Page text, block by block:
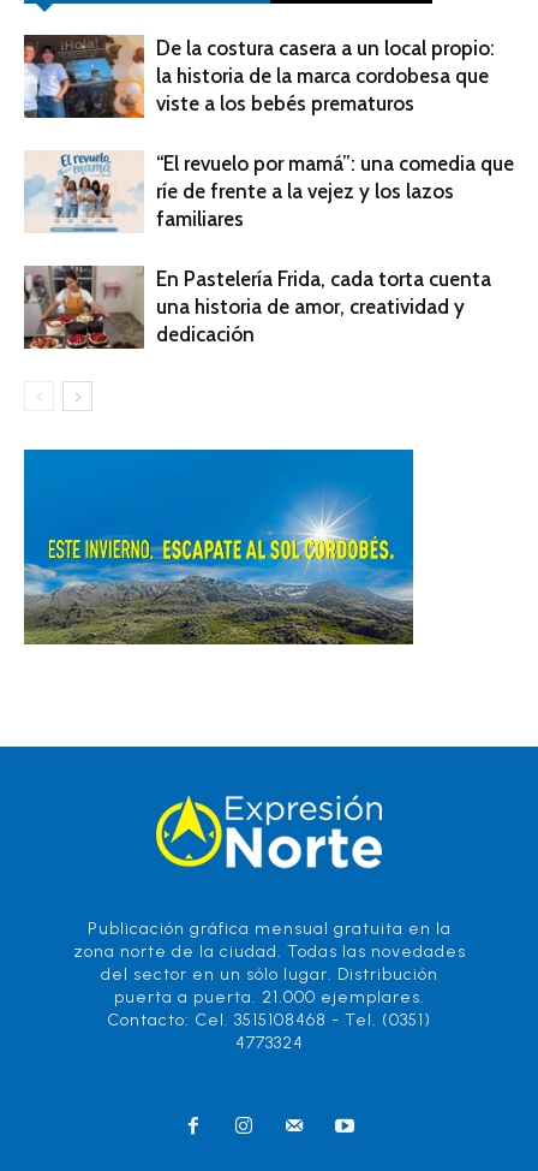
De la costura casera a un local propio:
la historia de la marca cordobesa que
viste a los bebés prematuros
“El revuelo por mamá”: una comedia que
ríe de frente a la vejez y los lazos
familiares
En Pastelería Frida, cada torta cuenta
una historia de amor, creatividad y
dedicación
Publicación gráfica mensual gratuita en la
zona norte de la ciudad. Todas las novedades
del sector en un sólo lugar. Distribución
puerta a puerta. 21.000 ejemplares.
Contacto: Cel. 3515108468 - Tel. (0351)
4773324